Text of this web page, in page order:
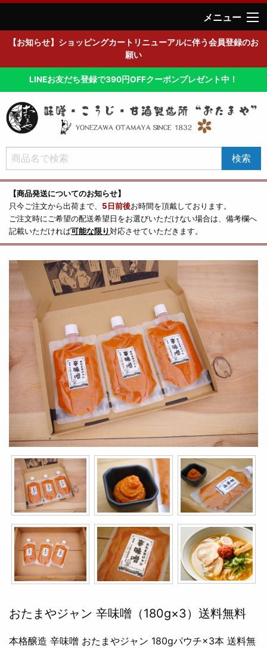
メニュー
【お知らせ】ショッピングカートリニューアルに伴う会員登録のお
願い
LINEお友だち登録で390円OFFクーポンプレゼント中！
【商品発送についてのお知らせ】
只今ご注文から出荷まで、 5日前後お時間を頂戴しております。
ご注文時にご希望の配送希望日をお選びいただけない場合は、備考欄へ
記載いただければ可能な限り対応させていただきます。
おたまやジャン 辛味噌（180g×3）送料無料
本格醸造 辛味噌 おたまやジャン 180gパウチ×3本 送料無